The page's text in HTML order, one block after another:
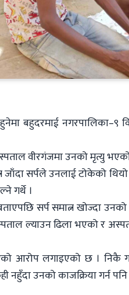
बहुदरमाई नगरपालिका–९
वीरगंजमा उनको मृत्यु भएको
सर्पले उनलाई टोकेको
गर्थे ।
सर्प समात्न खोज्दा उनको
ल्याउन ढिला भएको र
आरोप लगाइएको छ । निकै
नहुँदा उनको काजक्रिया गर्न